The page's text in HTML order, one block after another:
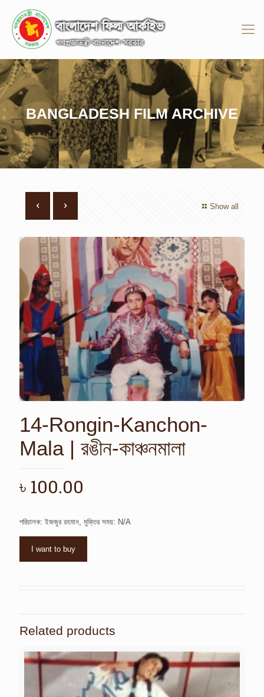
BANGLADESH FILM ARCHIVE
Show all
14-Rongin-Kanchon-
Mala | রঙীন-কাঞ্চনমালা
৳ 100.00
পরিচালক: ইজজুর রহমান, মুক্তির সময়: N/A
I want to buy
Related products